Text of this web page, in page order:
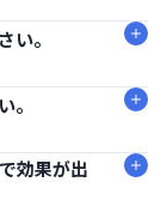
い。
。
効果が出